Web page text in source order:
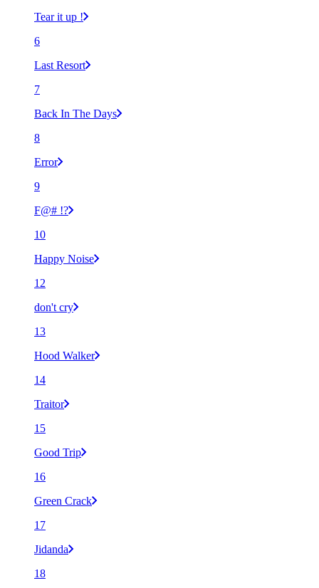
Tear it up !
6
Last Resort
7
Back In The Days
8
Error
9
F@# !?
10
Happy Noise
12
don't cry
13
Hood Walker
14
Traitor
15
Good Trip
16
Green Crack
17
Jidanda
18